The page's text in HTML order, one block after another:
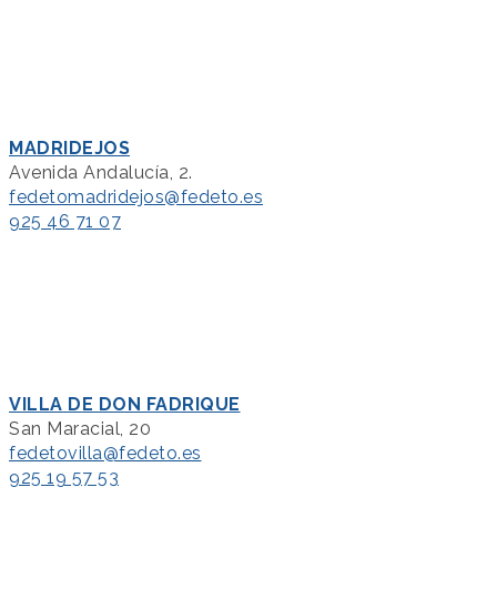
MADRIDEJOS
Avenida Andalucía, 2.
fedetomadridejos@fedeto.es
925 46 71 07
VILLA DE DON FADRIQUE
San Maracial, 20
fedetovilla@fedeto.es
925 19 57 53